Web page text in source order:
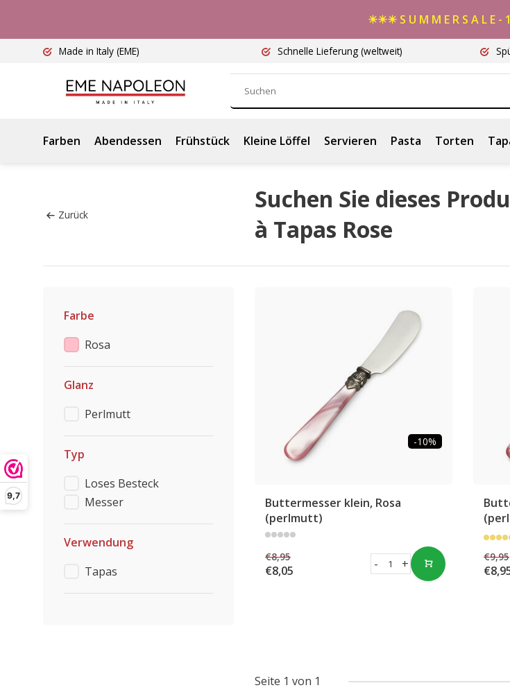
9,7
☀☀☀ S U M M E R S A L E
Made in Italy (EME) Schnelle Lieferung (weltweit)
Farben Abendessen Frühstück Kleine Löffel Servieren Pasta Torten
Zurück
Suchen Sie dieses
à Tapas Rose
Farbe
Rosa
Glanz
Perlmutt
Typ
Loses Besteck
Messer
Verwendung
Tapas
-10%
Buttermesser klein, Rosa
(perlmutt)
€8,95
€8,05 +
- €9,95
Seite 1 von 1